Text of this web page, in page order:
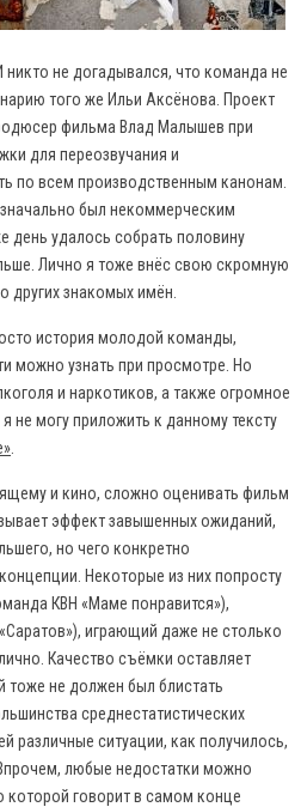
не догадывался, что команда не
того же Ильи Аксёнова. Проект
фильма Влад Малышев при
для переозвучания и
по всем производственным канонам.
был некоммерческим
день удалось собрать половину
Лично я тоже внёс свою скромную
других знакомых имён.
история молодой команды,
можно узнать при просмотре. Но
и наркотиков, а также огромное
не могу приложить к данному тексту
и кино, сложно оценивать фильм
эффект завышенных ожиданий,
но чего конкретно
Некоторые из них попросту
КВН «Маме понравится»),
играющий даже не столько
Качество съёмки оставляет
тоже не должен был блистать
среднестатистических
различные ситуации, как получилось,
любые недостатки можно
которой говорит в самом конце